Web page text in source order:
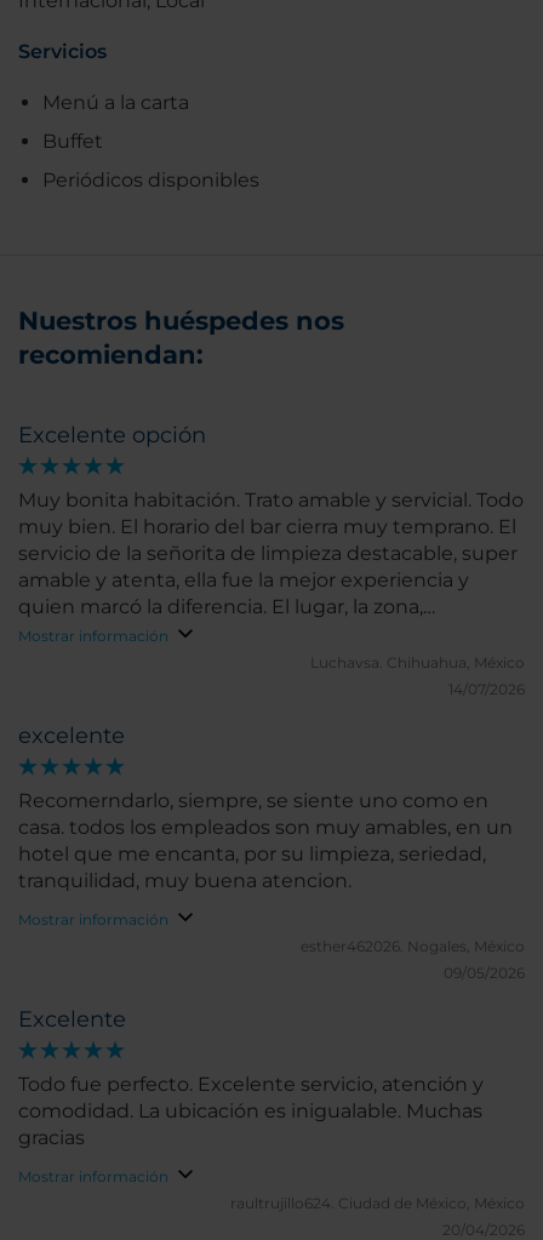
Servicios
Menú a la carta
Buffet
Periódicos disponibles
Nuestros huéspedes nos
recomiendan:
Excelente opción
Muy bonita habitación. Trato amable y servicial. Todo
muy bien. El horario del bar cierra muy temprano. El
servicio de la señorita de limpieza destacable, super
amable y atenta, ella fue la mejor experiencia y
quien marcó la diferencia. El lugar, la zona,
excelente. Muy recomendable.
Mostrar información
Luchavsa. Chihuahua, México
14/07/2026
excelente
Recomerndarlo, siempre, se siente uno como en
casa. todos los empleados son muy amables, en un
hotel que me encanta, por su limpieza, seriedad,
tranquilidad, muy buena atencion.
Mostrar información
esther462026. Nogales, México
09/05/2026
Excelente
Todo fue perfecto. Excelente servicio, atención y
comodidad. La ubicación es inigualable. Muchas
gracias
Mostrar información
raultrujillo624. Ciudad de México, México
20/04/2026